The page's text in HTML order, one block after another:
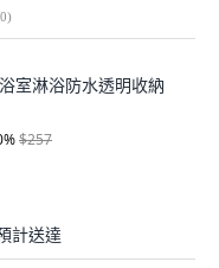
)
室淋浴防水透明收納
%$257
計送達